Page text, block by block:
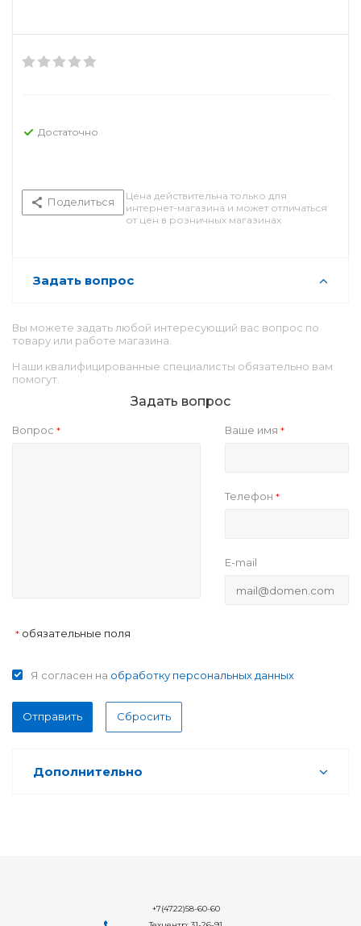
Достаточно
Поделиться
Цена действительна только для
интернет-магазина и может отличаться
от цен в розничных магазинах
Задать вопрос
Вы можете задать любой интересующий вас вопрос по
товару или работе магазина.
Наши квалифицированные специалисты обязательно вам
помогут.
Задать вопрос
Вопрос * Ваше имя*
Телефон*
E-mail
* обязательные поля
Я согласен на обработку персональных данных
Отправить Сбросить
Дополнительно
+7(4722)58-60-60